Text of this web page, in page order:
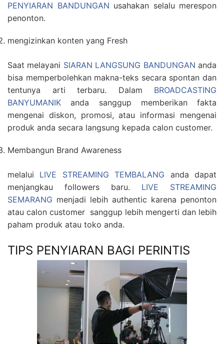
PENYIARAN BANDUNGAN usahakan selalu merespon
penonton.
mengizinkan konten yang Fresh
Saat melayani SIARAN LANGSUNG BANDUNGAN anda
bisa memperbolehkan makna-teks secara spontan dan
tentunya arti terbaru. Dalam BROADCASTING
BANYUMANIK anda sanggup memberikan fakta
mengenai diskon, promosi, atau informasi mengenai
produk anda secara langsung kepada calon customer.
Membangun Brand Awareness
melalui LIVE STREAMING TEMBALANG anda dapat
menjangkau followers baru. LIVE STREAMING
SEMARANG menjadi lebih authentic karena penonton
atau calon customer sanggup lebih mengerti dan lebih
paham produk atau toko anda.
TIPS PENYIARAN BAGI PERINTIS